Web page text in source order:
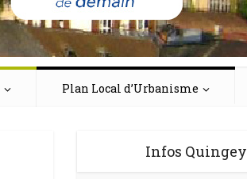
Plan Local d’Urbanisme
Infos Quingey